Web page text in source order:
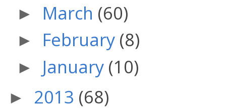
► March (60)
► February (8)
► January (10)
► 2013 (68)